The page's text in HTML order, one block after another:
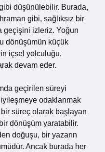
düşünülebilir. Burada,
gibi, sağlıksız bir
geçişini izleriz. Yoğun
dönüşümün küçük
içsel yolculuğu,
devam eder.
geçirilen süreyi
odaklanmak
süreç olarak başlayan
dönüşüm yaratabilir.
doğuşu, bir yazarın
Ancak burada her